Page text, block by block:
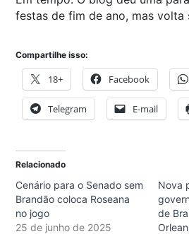
festas de fim de ano, mas volta
Compartilhe isso:
18+ Facebook
Telegram E-mail
Relacionado
Cenário para o Senado sem
Brandão coloca Roseana
no jogo
25 de junho de 2025
Nova
de